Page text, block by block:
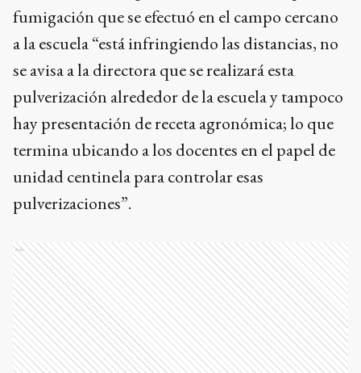
fumigación que se efectuó en el campo cercano
a la escuela “está infringiendo las distancias, no
se avisa a la directora que se realizará esta
pulverización alrededor de la escuela y tampoco
hay presentación de receta agronómica; lo que
termina ubicando a los docentes en el papel de
unidad centinela para controlar esas
pulverizaciones”.
Ads